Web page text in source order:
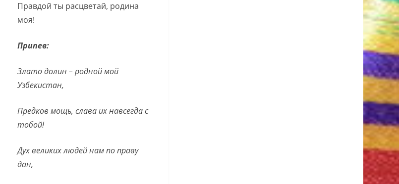
Правдой ты расцветай, родина
моя!
Припев:
Злато долин – родной мой
Узбекистан,
Предков мощь, слава их навсегда с
тобой!
Дух великих людей нам по праву
дан,